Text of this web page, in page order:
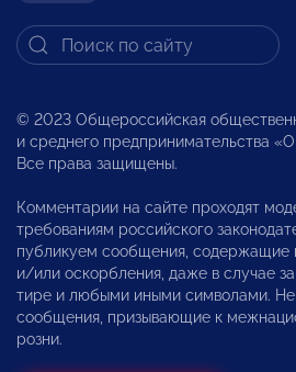
© 2023 Общероссийская
и среднего предпринимательства
Все права защищены.
Комментарии на сайте проходят
требованиям российского
публикуем сообщения, содержащие
и/или оскорбления, даже в случае
тире и любыми иными символами. Не
сообщения, призывающие к
розни.